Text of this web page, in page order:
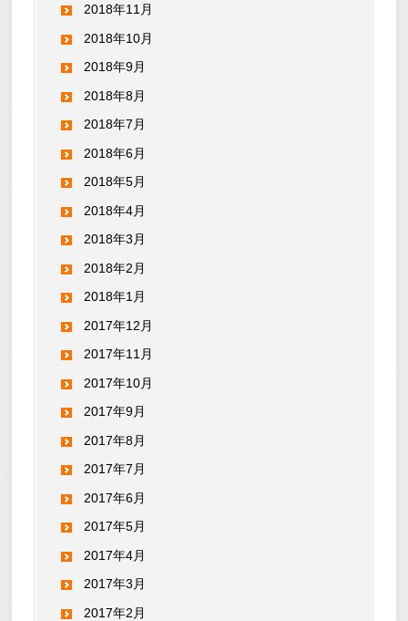
2018年11月
2018年10月
2018年9月
2018年8月
2018年7月
2018年6月
2018年5月
2018年4月
2018年3月
2018年2月
2018年1月
2017年12月
2017年11月
2017年10月
2017年9月
2017年8月
2017年7月
2017年6月
2017年5月
2017年4月
2017年3月
2017年2月